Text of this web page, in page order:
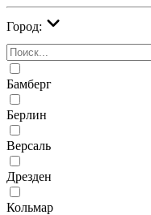
Город:
Бамберг
Берлин
Версаль
Дрезден
Кольмар